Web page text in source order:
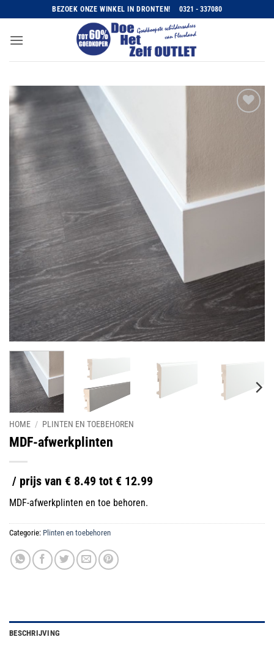
naar
inhoud
BEZOEK ONZE WINKEL IN DRONTEN! 0321 - 337080
HOME / PLINTEN EN TOEBEHOREN
MDF-afwerkplinten
/ prijs van € 8.49 tot € 12.99
MDF-afwerkplinten en toe behoren.
Categorie: Plinten en toebehoren
BESCHRIJVING